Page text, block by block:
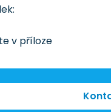
v příloze